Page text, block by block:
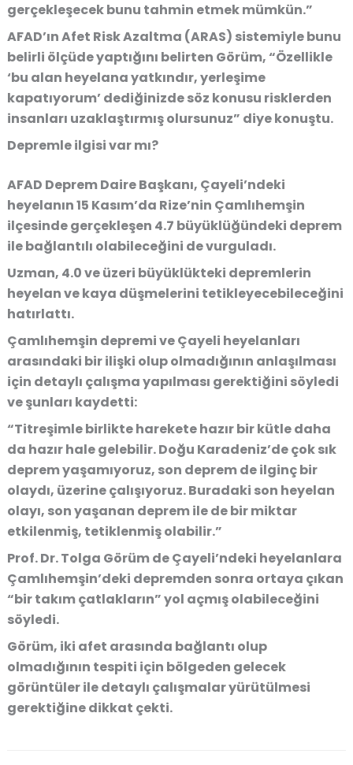
gerçekleşecek bunu tahmin etmek mümkün.”
AFAD’ın Afet Risk Azaltma (ARAS) sistemiyle bunu
belirli ölçüde yaptığını belirten Görüm, “Özellikle
‘bu alan heyelana yatkındır, yerleşime
kapatıyorum’ dediğinizde söz konusu risklerden
insanları uzaklaştırmış olursunuz” diye konuştu.
Depremle ilgisi var mı?
AFAD Deprem Daire Başkanı, Çayeli’ndeki
heyelanın 15 Kasım’da Rize’nin Çamlıhemşin
ilçesinde gerçekleşen 4.7 büyüklüğündeki deprem
ile bağlantılı olabileceğini de vurguladı.
Uzman, 4.0 ve üzeri büyüklükteki depremlerin
heyelan ve kaya düşmelerini tetikleyecebileceğini
hatırlattı.
Çamlıhemşin depremi ve Çayeli heyelanları
arasındaki bir ilişki olup olmadığının anlaşılması
için detaylı çalışma yapılması gerektiğini söyledi
ve şunları kaydetti:
“Titreşimle birlikte harekete hazır bir kütle daha
da hazır hale gelebilir. Doğu Karadeniz’de çok sık
deprem yaşamıyoruz, son deprem de ilginç bir
olaydı, üzerine çalışıyoruz. Buradaki son heyelan
olayı, son yaşanan deprem ile de bir miktar
etkilenmiş, tetiklenmiş olabilir.”
Prof. Dr. Tolga Görüm de Çayeli’ndeki heyelanlara
Çamlıhemşin’deki depremden sonra ortaya çıkan
“bir takım çatlakların” yol açmış olabileceğini
söyledi.
Görüm, iki afet arasında bağlantı olup
olmadığının tespiti için bölgeden gelecek
görüntüler ile detaylı çalışmalar yürütülmesi
gerektiğine dikkat çekti.